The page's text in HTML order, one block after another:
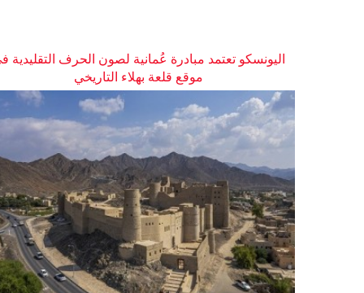
اليونسكو تعتمد مبادرة عُمانية لصون الحرف التقليدية
موقع قلعة بهلاء التاريخي